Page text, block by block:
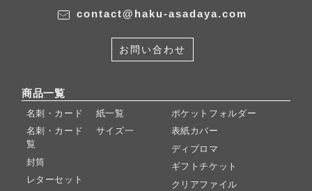
contact@haku-asadaya.com
お問い合わせ
商品一覧
名刺・カード 紙一覧
名刺・カード サイズ一
覧
封筒
レターセット
ポケットフォルダー
表紙カバー
ディプロマ
ギフトチケット
クリアファイル